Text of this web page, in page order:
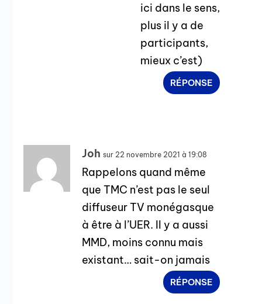
ici dans le sens,
plus il y a de
participants,
mieux c’est)
RÉPONSE
Joh sur 22 novembre 2021 à 19:08
Rappelons quand même
que TMC n’est pas le seul
diffuseur TV monégasque
à être à l’UER. Il y a aussi
MMD, moins connu mais
existant… sait-on jamais
RÉPONSE